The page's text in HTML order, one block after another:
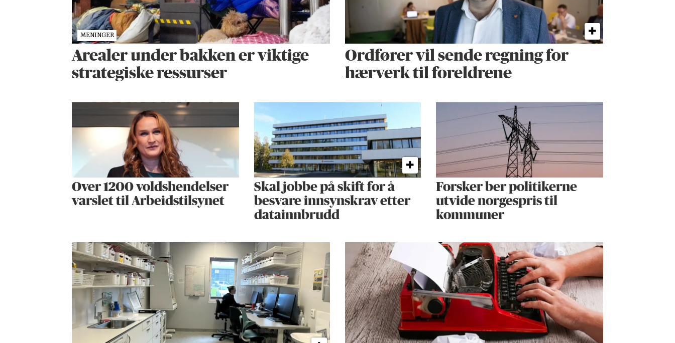
MENINGER
Arealer under bakken er viktige
strategiske ressurser
Ordfører vil sende regning for
hærverk til foreldrene
Over 1200 voldshendelser
varslet til Arbeidstilsynet
Skal jobbe på skift for å
besvare innsynskrav etter
datainnbrudd
Forsker ber politikerne
utvide norgespris til
kommuner